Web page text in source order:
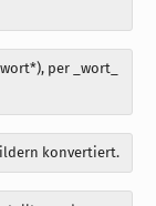
per _wort_
konvertiert.